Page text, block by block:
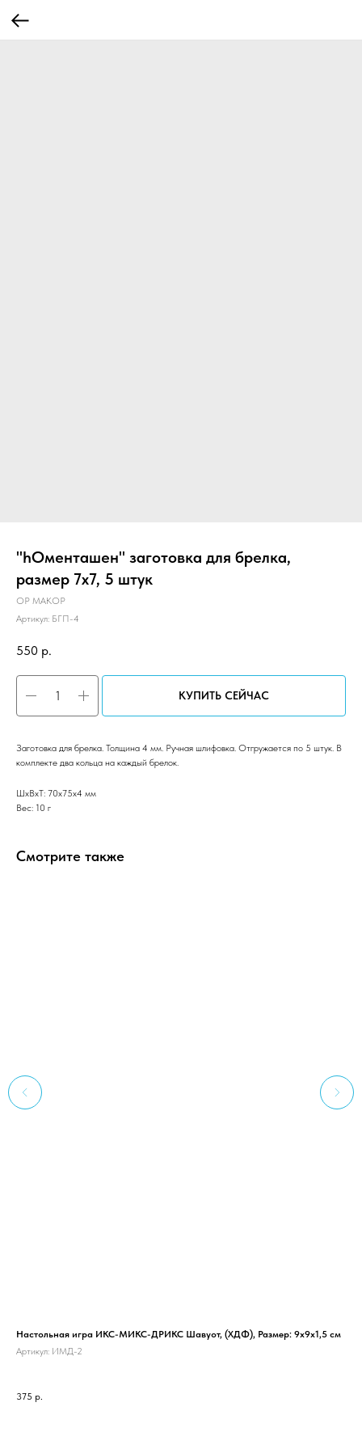
"hОменташен" заготовка для брелка,
размер 7х7, 5 штук
ОР МАКОР
Артикул: БГП-4
550 р.
КУПИТЬ СЕЙЧАС
Заготовка для брелка. Толщина 4 мм. Ручная шлифовка. Отгружается по 5 штук. В
комплекте два кольца на каждый брелок.
ШxВxТ: 70x75x4 мм
Вес: 10 г
Смотрите также
Настольная игра ИКС-МИКС-ДРИКС Шавуот, (ХДФ), Размер: 9х9х1,5 см
Артикул: ИМД-2
375 р.